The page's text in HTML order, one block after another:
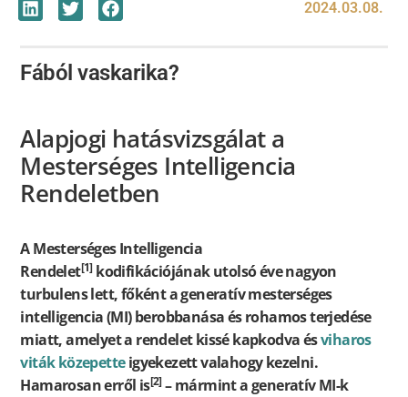
2024.03.08.
Fából vaskarika?
Alapjogi hatásvizsgálat a
Mesterséges Intelligencia
Rendeletben
A Mesterséges Intelligencia
Rendelet[1]kodifikációjának utolsó éve nagyon
turbulens lett, főként a generatív mesterséges
intelligencia (MI) berobbanása és rohamos terjedése
miatt, amelyet a rendelet kissé kapkodva ésviharos
viták közepetteigyekezett valahogy kezelni.
Hamarosan erről is[2]– mármint a generatív MI-k